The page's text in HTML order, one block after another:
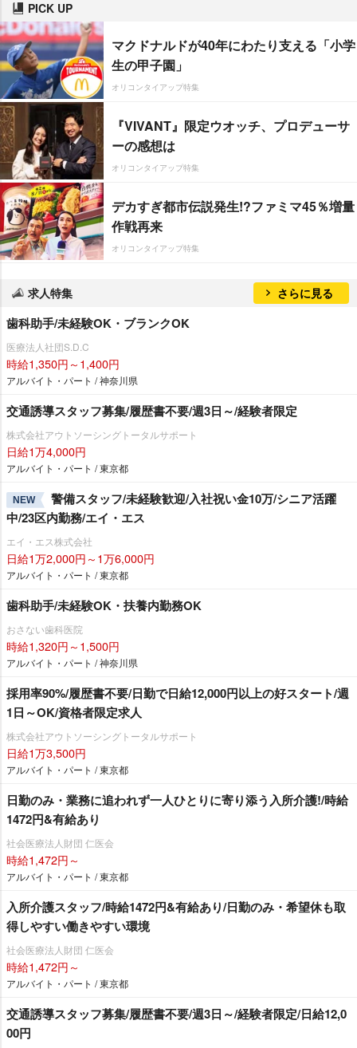
PICK UP
マクドナルドが40年にわたり支える「小学
生の甲子園」
オリコンタイアップ特集
『VIVANT』限定ウオッチ、プロデューサ
ーの感想は
オリコンタイアップ特集
デカすぎ都市伝説発生!?ファミマ45％増量
作戦再来
オリコンタイアップ特集
求人特集 さらに見る
歯科助手/未経験OK・ブランクOK
医療法人社団S.D.C
時給1,350円～1,400円
アルバイト・パート / 神奈川県
交通誘導スタッフ募集/履歴書不要/週3日～/経験者限定
株式会社アウトソーシングトータルサポート
日給1万4,000円
アルバイト・パート / 東京都
NEW
警備スタッフ/未経験歓迎/入社祝い金10万/シニア活躍
中/23区内勤務/エイ・エス
エイ・エス株式会社
日給1万2,000円～1万6,000円
アルバイト・パート / 東京都
歯科助手/未経験OK・扶養内勤務OK
おさない歯科医院
時給1,320円～1,500円
アルバイト・パート / 神奈川県
採用率90%/履歴書不要/日勤で日給12,000円以上の好スタート/週
1日～OK/資格者限定求人
株式会社アウトソーシングトータルサポート
日給1万3,500円
アルバイト・パート / 東京都
日勤のみ・業務に追われず一人ひとりに寄り添う入所介護!/時給
1472円&有給あり
社会医療法人財団 仁医会
時給1,472円～
アルバイト・パート / 東京都
入所介護スタッフ/時給1472円&有給あり/日勤のみ・希望休も取
得しやすい働きやすい環境
社会医療法人財団 仁医会
時給1,472円～
アルバイト・パート / 東京都
交通誘導スタッフ募集/履歴書不要/週3日～/経験者限定/日給12,0
00円